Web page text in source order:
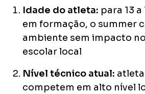
Idade do atleta: para 13
em formação, o summer
ambiente sem impacto
escolar local
Nível técnico atual:
competem em alto nível